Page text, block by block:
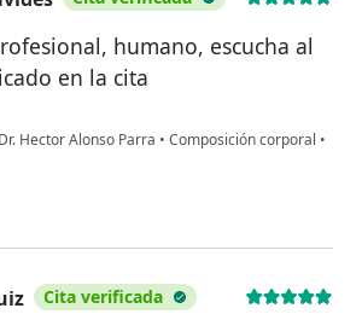
humano, escucha al
en la cita
Hector Alonso Parra • Composición corporal •
Benavides
Cita verificada